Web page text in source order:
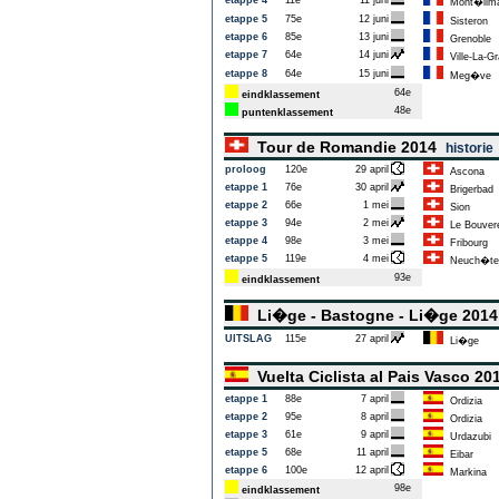
etappe 5
75e 12 juni
Sisteron
etappe 6
85e 13 juni
Grenoble
etappe 7
64e 14 juni
Ville-La-
etappe 8
64e 15 juni
Meg�ve
eindklassement
64e
puntenklassement
48e
Tour de Romandie 2014 historie
proloog 120e 29 april
Ascona
etappe 1
76e 30 april
Brigerbad
etappe 2
66e 1 mei
Sion
etappe 3
94e 2 mei
Le
etappe 4
98e 3 mei
Fribourg
etappe 5
119e 4 mei
eindklassement
93e
Li�ge - Bastogne - Li�ge
UITSLAG 115e 27 april Li�ge
Vuelta Ciclista al Pais Vasco
etappe 1 88e 7 april
Ordizia
etappe 2
95e 8 april
Ordizia
etappe 3
61e 9 april
Urdazubi
etappe 5
68e 11 april
Eibar
etappe 6
100e 12 april
Markina
eindklassement
98e